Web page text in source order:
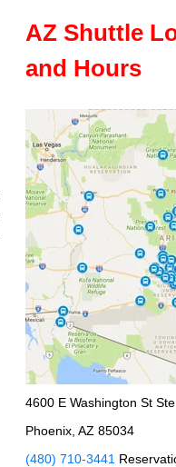
AZ Shuttle
and Hours
4600 E Washington St
Phoenix, AZ 85034
(480) 710-3441